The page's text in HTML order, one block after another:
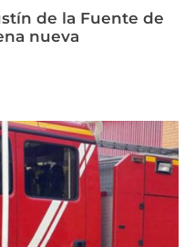
de la Fuente de
nueva